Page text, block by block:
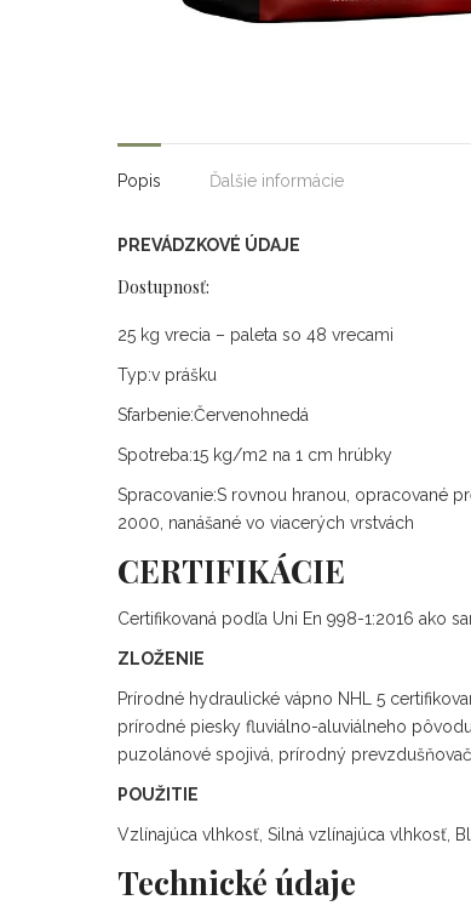
Popis Ďalšie informácie
PREVÁDZKOVÉ ÚDAJE
Dostupnosť:
25 kg vrecia – paleta so 48 vrecami
Typ:v prášku
Sfarbenie:Červenohnedá
Spotreba:15 kg/m2 na 1 cm hrúbky
Spracovanie:S rovnou hranou, opracované
2000, nanášané vo viacerých vrstvách
CERTIFIKÁCIE
Certifikovaná podľa Uni En 998-1:2016 ako
ZLOŽENIE
Prírodné hydraulické vápno NHL 5
prírodné piesky fluviálno-aluviálneho
puzolánové spojivá, prírodný prevzdušňovač
POUŽITIE
Vzlínajúca vlhkosť, Silná vzlínajúca vlhkosť,
Technické údaje